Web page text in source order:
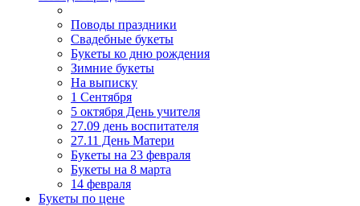
Поводы праздники
Свадебные букеты
Букеты ко дню рождения
Зимние букеты
На выписку
1 Сентября
5 октября День учителя
27.09 день воспитателя
27.11 День Матери
Букеты на 23 февраля
Букеты на 8 марта
14 февраля
Букеты по цене